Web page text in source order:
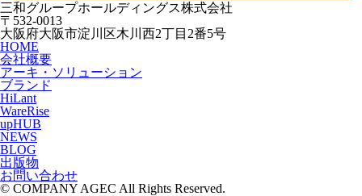
三和グループホールディングス株式会社
〒532-0013
大阪府大阪市淀川区木川西2丁目2番5号
HOME
会社概要
アーキ・ソリューション
ブランド
HiLant
WareRise
upHUB
NEWS
BLOG
出版物
お問い合わせ
© COMPANY AGEC All Rights Reserved.